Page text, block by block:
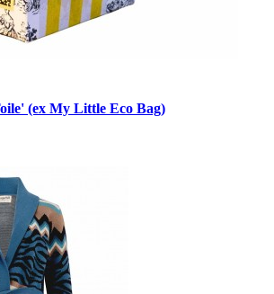
(ex My Little Eco Bag)